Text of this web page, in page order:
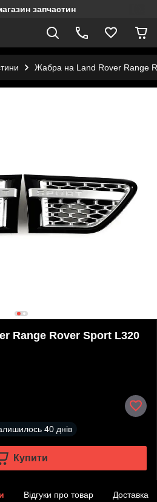
запчастин
Жабра на Land Rover Range
Range Rover Sport L320
40 днів
Купити
Відгуки про товар Доставка